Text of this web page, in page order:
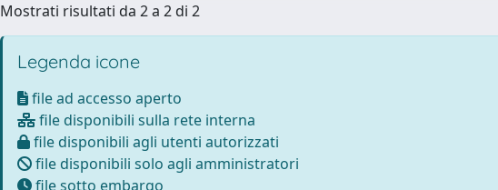
Mostrati risultati da 2 a 2 di 2
Legenda icone
file ad accesso aperto
file disponibili sulla rete interna
file disponibili agli utenti autorizzati
file disponibili solo agli amministratori
file sotto embargo